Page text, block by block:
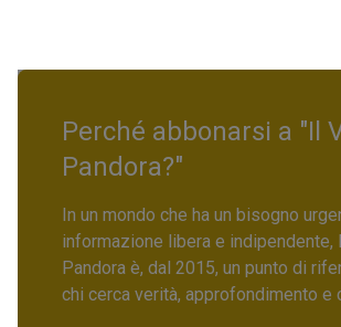
Perché abbonarsi a "Il
Pandora?"
In un mondo che ha un bisogno
informazione libera e indipendente,
Pandora è, dal 2015, un punto di
chi cerca verità, approfondimento e